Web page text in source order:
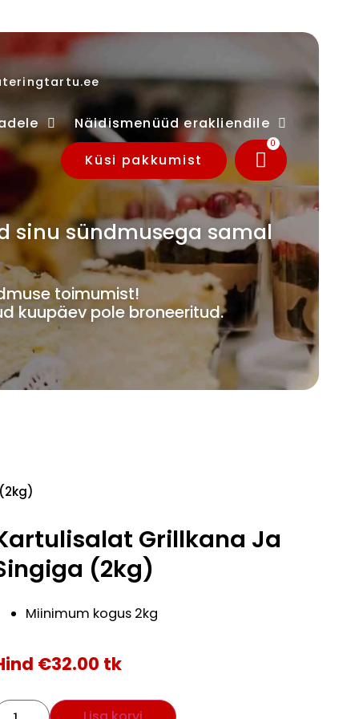
Näidismenüüd erakliendile
Küsi pakkumist
0
sinu sündmusega samal
toimumist!
kuupäev pole broneeritud.
Grillkana Ja
(2kg)
Miinimum kogus 2kg
€32.00 tk